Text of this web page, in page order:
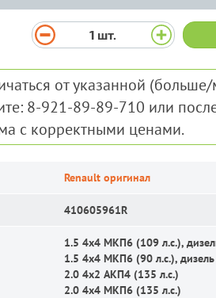
1 шт.
от указанной
8-921-89-89-710 или
с корректными ценами.
Renault оригинал
410605961R
1.5 4x4 MКП6 (109 л.с.),
1.5 4x4 MКП6 (90 л.с.), дизель
2.0 4x2 АКП4 (135 л.с.)
2.0 4x4 MКП6 (135 л.с.)